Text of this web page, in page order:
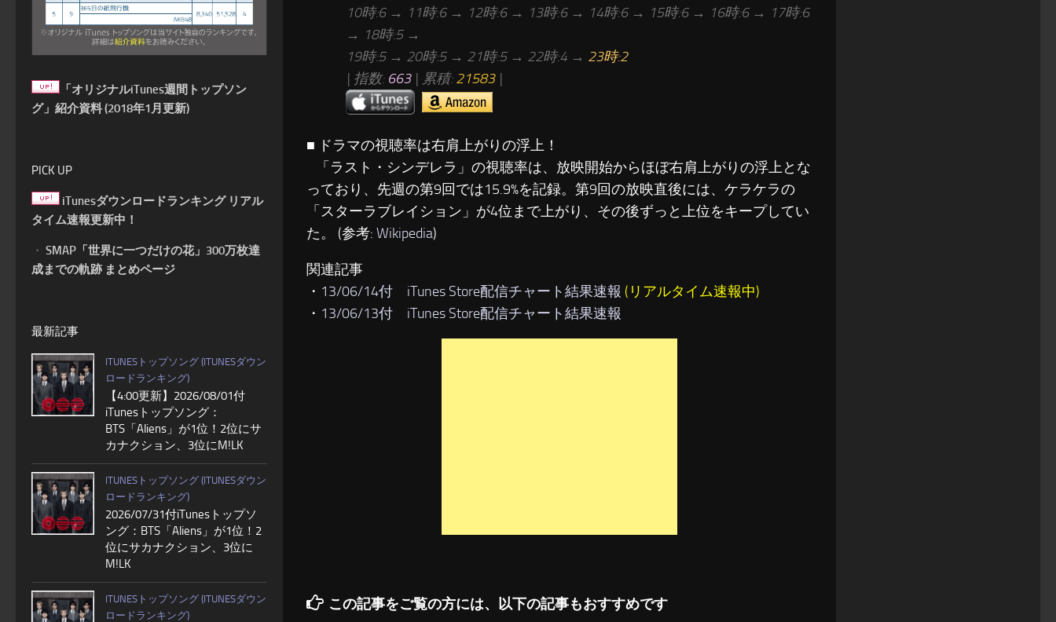
10時:6 → 11時:6 → 12時:6 → 13時:6 → 14時:6 → 15時:6 → 16時:6 → 17時:6
→ 18時:5 →
19時:5 → 20時:5 → 21時:5 → 22時:4 → 23時:2
| 指数: 663| 累積:21583 |
■ ドラマの視聴率は右肩上がりの浮上！
「ラスト・シンデレラ」の視聴率は、放映開始からほぼ右肩上がりの浮上とな
っており、先週の第9回では15.9%を記録。第9回の放映直後には、ケラケラの
「スターラブレイション」が4位まで上がり、その後ずっと上位をキープしてい
た。 (参考: Wikipedia)
関連記事
・ 13/06/14付 iTunes Store配信チャート結果速報 (リアルタイム速報中)
・ 13/06/13付 iTunes Store配信チャート結果速報
この記事をご覧の方には、以下の記事もおすすめです
「オリジナルiTunes週間トップソン
グ」紹介資料 (2018年1月更新)
PICK UP
iTunesダウンロードランキング リアル
タイム速報更新中！
・ SMAP「世界に一つだけの花」300万枚達
成までの軌跡 まとめページ
最新記事
ITUNESトップソング (ITUNESダウン
ロードランキング)
【4:00更新】2026/08/01付
iTunesトップソング：
BTS「Aliens」が1位！2位にサ
カナクション、3位にM!LK
ITUNESトップソング (ITUNESダウン
ロードランキング)
2026/07/31付iTunesトップソ
ング：BTS「Aliens」が1位！2
位にサカナクション、3位に
M!LK
ITUNESトップソング (ITUNESダウン
ロードランキング)